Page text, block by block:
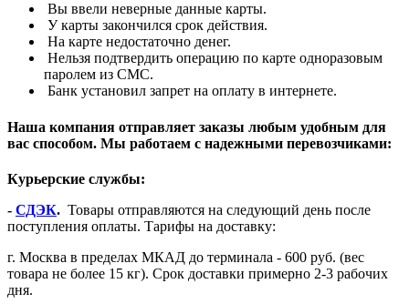
Вы ввели неверные данные карты.
У карты закончился срок действия.
На карте недостаточно денег.
Нельзя подтвердить операцию по карте одноразовым
паролем из СМС.
Банк установил запрет на оплату в интернете.
Наша компания отправляет заказы любым удобным для
вас способом. Мы работаем с надежными перевозчиками:
Курьерские службы:
- СДЭК. Товары отправляются на следующий день после
поступления оплаты. Тарифы на доставку:
г. Москва в пределах МКАД до терминала - 600 руб. (вес
товара не более 15 кг). Срок доставки примерно 2-3 рабочих
дня.